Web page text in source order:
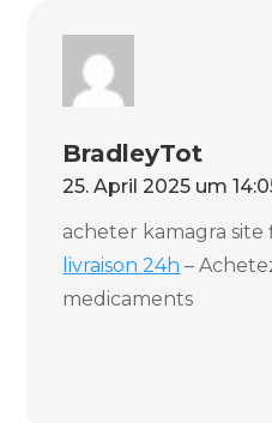
BradleyTot
25. April 2025 um
acheter kamagra site
livraison 24h –
medicaments